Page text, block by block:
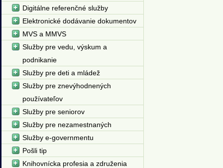
Digitálne referenčné služby
Elektronické dodávanie dokumentov
MVS a MMVS
Služby pre vedu, výskum a
podnikanie
Služby pre deti a mládež
Služby pre znevýhodnených
používateľov
Služby pre seniorov
Služby pre nezamestnaných
Služby e-governmentu
Pošli tip
Knihovnícka profesia a združenia